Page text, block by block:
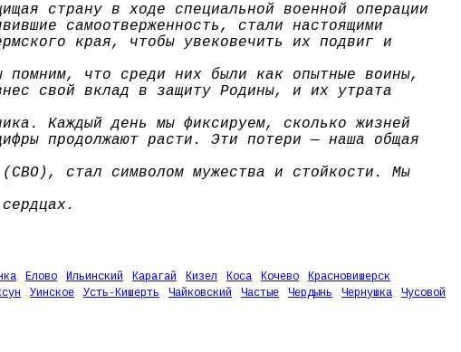
страну в ходе специальной военной операции
самоотверженность, стали настоящими
края, чтобы увековечить их подвиг и
что среди них были как опытные воины,
свой вклад в защиту Родины, и их утрата
Каждый день мы фиксируем, сколько жизней
продолжают расти. Эти потери — наша общая
стал символом мужества и стойкости. Мы
Елово Ильинский Карагай Кизел Коса Кочево
Красновишерск
Уинское Усть-Кишерть Чайковский Частые Чердынь Чернушка
Чусовой